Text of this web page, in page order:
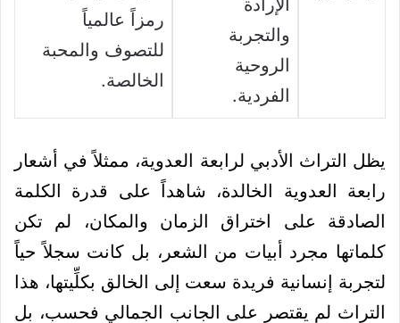
الإرادة
والتجربة
الروحية
الفردية.
رمزاً عالمياً
للتصوف والمحبة
الخالصة.
يظل التراث الأدبي لرابعة العدوية، ممثلاً في أشعار
رابعة العدوية الخالدة، شاهداً على قدرة الكلمة
الصادقة على اختراق الزمان والمكان، لم تكن
كلماتها مجرد أبيات من الشعر، بل كانت سجلاً حياً
لتجربة إنسانية فريدة سعت إلى الخالق بكلِّيتها، هذا
التراث لم يقتصر على الجانب الجمالي فحسب، بل